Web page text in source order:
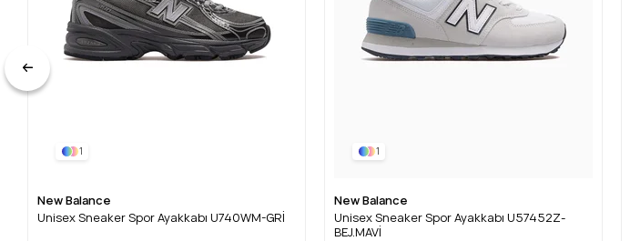
1
New Balance
Unisex Sneaker Spor Ayakkabı U740WM-GRİ
1
New Balance
Unisex Sneaker Spor Ayakkabı U57452Z-
BEJ.MAVİ